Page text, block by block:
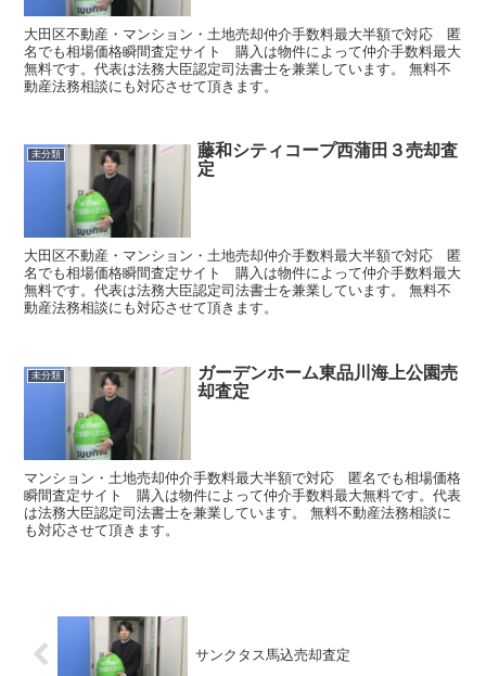
大田区不動産・マンション・土地売却仲介手数料最大半額で対応 匿
名でも相場価格瞬間査定サイト 購入は物件によって仲介手数料最大
無料です。代表は法務大臣認定司法書士を兼業しています。 無料不
動産法務相談にも対応させて頂きます。
未分類
藤和シティコープ西蒲田３売却査
定
大田区不動産・マンション・土地売却仲介手数料最大半額で対応 匿
名でも相場価格瞬間査定サイト 購入は物件によって仲介手数料最大
無料です。代表は法務大臣認定司法書士を兼業しています。 無料不
動産法務相談にも対応させて頂きます。
未分類
ガーデンホーム東品川海上公園売
却査定
マンション・土地売却仲介手数料最大半額で対応 匿名でも相場価格
瞬間査定サイト 購入は物件によって仲介手数料最大無料です。代表
は法務大臣認定司法書士を兼業しています。 無料不動産法務相談に
も対応させて頂きます。
サンクタス馬込売却査定